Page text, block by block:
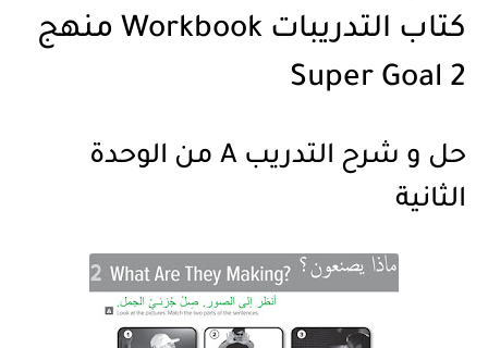
كتاب التدريبات Workbook منهج
Super Goal 2
حل و شرح التدريب A من الوحدة
الثانية